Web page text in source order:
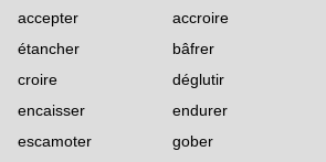
accepter accroire
étancher bâfrer
croire déglutir
encaisser endurer
escamoter gober